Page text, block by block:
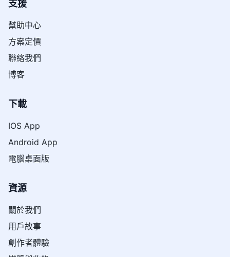
支援
幫助中心
方案定價
聯絡我們
博客
下載
IOS App
Android App
電腦桌面版
資源
關於我們
用戶故事
創作者體驗